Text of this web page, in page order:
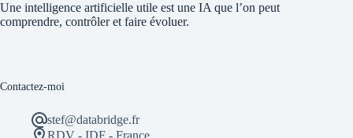
Une intelligence artificielle utile est une IA que l’on peut
comprendre, contrôler et faire évoluer.
Contactez-moi
stef@databridge.fr
RDV - IDF - France